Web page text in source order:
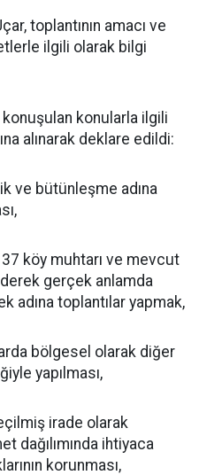
toplantının amacı ve
ilgili olarak bilgi
konuşulan konularla ilgili
alınarak deklare edildi:
ve bütünleşme adına
37 köy muhtarı ve mevcut
gerçek anlamda
adına toplantılar yapmak,
bölgesel olarak diğer
yapılması,
irade olarak
dağılımında ihtiyaca
korunması,